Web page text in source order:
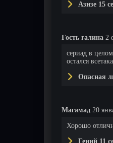
Азизе 15
Гость галина 2
сериад в
остался
Опасная
Магамад 20
Хорошо
Гений 11